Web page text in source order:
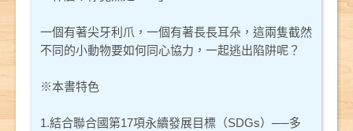
一個有著尖牙利爪，一個有著長長耳朵，這兩隻截然
不同的小動物要如何同心協力，一起逃出陷阱呢？
※本書特色
1.結合聯合國第17項永續發展目標（SDGs）──多